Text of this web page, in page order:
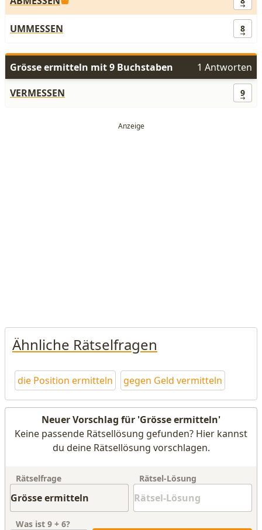
UMMESSEN 8
Grösse ermitteln mit 9 Buchstaben
1 Antworten
VERMESSEN
9
Ähnliche Rätselfragen
die Position ermitteln gegen Geld vermitteln
Neuer Vorschlag für 'Grösse ermitteln'
Keine passende Rätsellösung gefunden? Hier kannst
du deine Rätsellösung vorschlagen.
Rätselfrage Rätsel-Lösung
Was ist 9 + 6?